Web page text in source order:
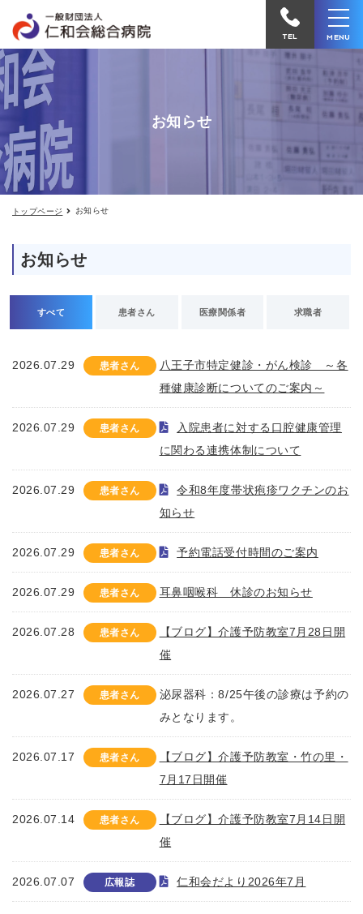
せ
病
院
電
TEL MENU
お知らせ
トップページ お知らせ
お知らせ
すべて 患者さん 医療関係者 求職者
2026.07.29 患者さん
八王子市特定健診・がん検診 ～各
種健康診断についてのご案内～
2026.07.29 患者さん
入院患者に対する口腔健康管理
に関わる連携体制について
2026.07.29 患者さん
令和8年度帯状疱疹ワクチンのお
知らせ
2026.07.29 患者さん 予約電話受付時間のご案内
2026.07.29 患者さん 耳鼻咽喉科 休診のお知らせ
2026.07.28 患者さん
【ブログ】介護予防教室7月28日開
催
2026.07.27 患者さん
泌尿器科：8/25午後の診療は予約の
みとなります。
2026.07.17 患者さん
【ブログ】介護予防教室・竹の里・
7月17日開催
2026.07.14 患者さん
【ブログ】介護予防教室7月14日開
催
2026.07.07 広報誌 仁和会だより2026年7月